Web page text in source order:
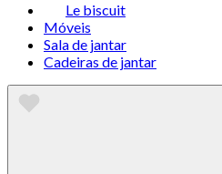
Le biscuit
Móveis
Sala de jantar
Cadeiras de jantar